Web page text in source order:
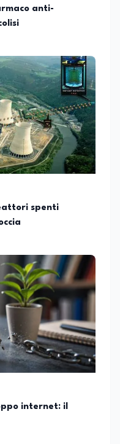
anti-
spenti
internet: il